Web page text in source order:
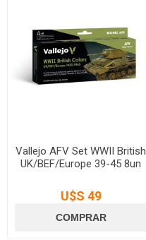
Vallejo AFV Set WWII British
UK/BEF/Europe 39-45 8un
U$S 49